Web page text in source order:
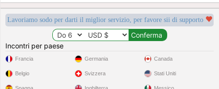
Lavoriamo sodo per darti il miglior servizio, per favore sii di supporto
Incontri per paese
Francia
Belgio
Germania
Svizzera
Canada
Stati Uniti